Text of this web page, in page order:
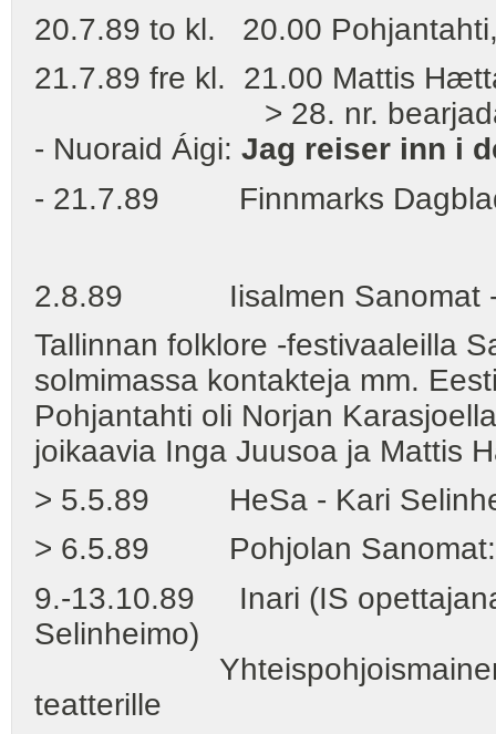
20.7.89 to kl. 20.00
21.7.89 fre kl. 21.00 Mattis
> 28. nr. bearjadaga
- Nuoraid Áigi: Jag reiser inn i
- 21.7.89 Finnmarks
2.8.89 Iisalmen Sanomat -
Tallinnan folklore -festivaaleilla
solmimassa kontakteja mm.
Pohjantahti oli Norjan
joikaavia Inga Juusoa ja Mattis
> 5.5.89 HeSa - Kari
> 6.5.89 Pohjolan Sanomat:
9.-13.10.89 Inari (IS
Selinheimo)
Yhteispohjoismainen
teatterille